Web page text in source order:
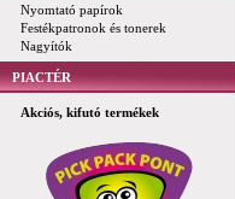
Nyomtató papírok
Festékpatronok és tonerek
Nagyítók
PIACTÉR
Akciós, kifutó termékek